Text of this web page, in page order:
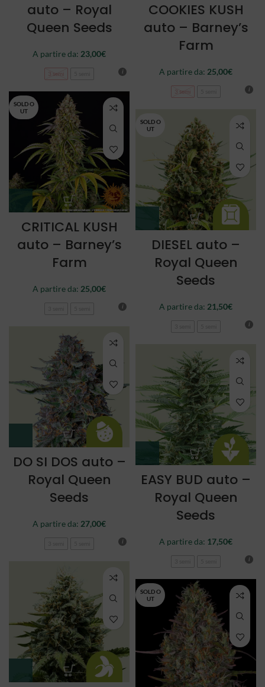
auto – Royal
Queen Seeds
A partire da: 23,00€
3 semi
COOKIES KUSH
auto – Barney’s
Farm
A partire da: 25,00€
3 semi
SOLD O
UT
CRITICAL KUSH
auto – Barney’s
Farm
A partire da: 25,00€
SOLD O
UT
DIESEL auto –
Royal Queen
Seeds
A partire da: 21,50€
DO SI DOS auto –
Royal Queen
Seeds
A partire da: 27,00€
EASY BUD auto –
Royal Queen
Seeds
A partire da: 17,50€
SOLD O
UT